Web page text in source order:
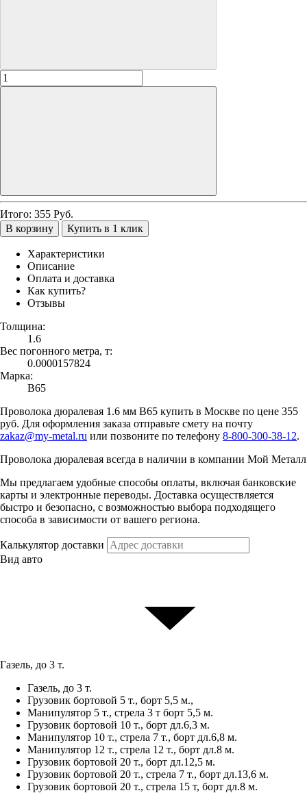
Итого: 355 Руб.
В корзину
Купить в 1 клик
Характеристики
Описание
Оплата и доставка
Как купить?
Отзывы
Толщина:
1.6
Вес погонного метра, т:
0.0000157824
Марка:
В65
Проволока дюралевая 1.6 мм В65 купить в Москве по цене 355
руб. Для оформления заказа отправьте смету на почту
zakaz@my-metal.ru или позвоните по телефону 8-800-300-38-12.
Проволока дюралевая всегда в наличии в компании Мой Металл
Мы предлагаем удобные способы оплаты, включая банковские
карты и электронные переводы. Доставка осуществляется
быстро и безопасно, с возможностью выбора подходящего
способа в зависимости от вашего региона.
Калькулятор доставки
Вид авто
Газель, до 3 т.
Газель, до 3 т.
Грузовик бортовой 5 т., борт 5,5 м.,
Манипулятор 5 т., стрела 3 т борт 5,5 м.
Грузовик бортовой 10 т., борт дл.6,3 м.
Манипулятор 10 т., стрела 7 т., борт дл.6,8 м.
Манипулятор 12 т., стрела 12 т., борт дл.8 м.
Грузовик бортовой 20 т., борт дл.12,5 м.
Грузовик бортовой 20 т., стрела 7 т., борт дл.13,6 м.
Грузовик бортовой 20 т., стрела 15 т, борт дл.8 м.